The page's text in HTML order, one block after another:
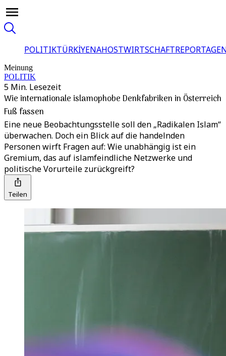
POLITIKTÜRKİYENAHOSTWIRTSCHAFT
Meinung
POLITIK
5 Min. Lesezeit
Wie internationale islamophobe Denkfabriken in Österreich
Fuß fassen
Eine neue Beobachtungsstelle soll den „Radikalen Islam“
überwachen. Doch ein Blick auf die handelnden
Personen wirft Fragen auf: Wie unabhängig ist ein
Gremium, das auf islamfeindliche Netzwerke und
politische Vorurteile zurückgreift?
Teilen